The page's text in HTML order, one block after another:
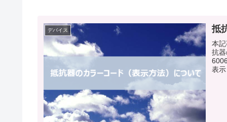
デバイス 抵
本
抗
表